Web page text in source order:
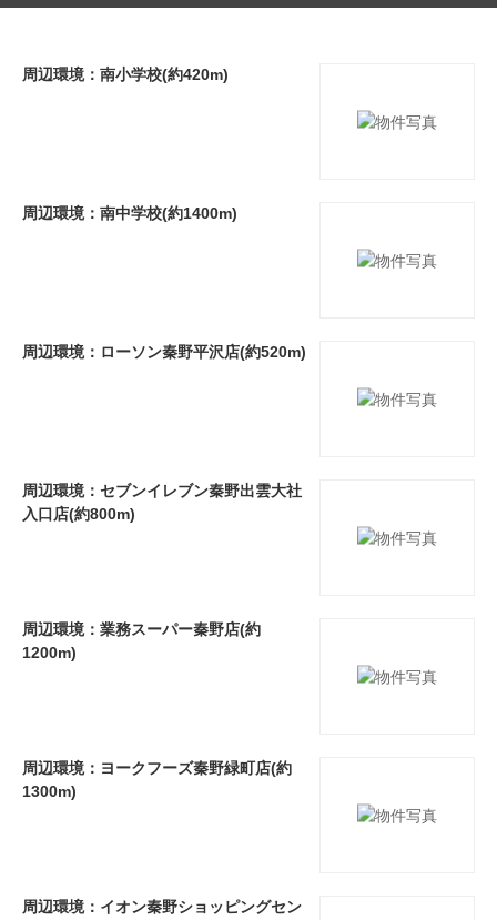
周辺環境：南小学校(約420m)
周辺環境：南中学校(約1400m)
周辺環境：ローソン秦野平沢店(約520m)
周辺環境：セブンイレブン秦野出雲大社
入口店(約800m)
周辺環境：業務スーパー秦野店(約
1200m)
周辺環境：ヨークフーズ秦野緑町店(約
1300m)
周辺環境：イオン秦野ショッピングセン